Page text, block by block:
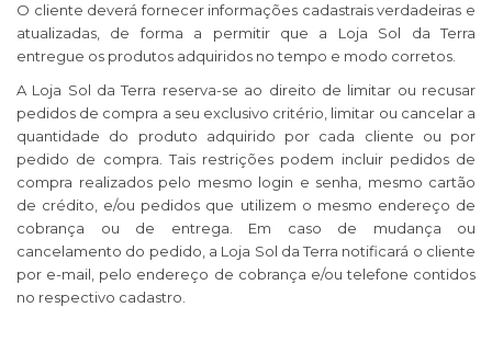
O cliente deverá fornecer informações cadastrais verdadeiras e
atualizadas, de forma a permitir que a Loja Sol da Terra
entregue os produtos adquiridos no tempo e modo corretos.
A Loja Sol da Terra reserva-se ao direito de limitar ou recusar
pedidos de compra a seu exclusivo critério, limitar ou cancelar a
quantidade do produto adquirido por cada cliente ou por
pedido de compra. Tais restrições podem incluir pedidos de
compra realizados pelo mesmo login e senha, mesmo cartão
de crédito, e/ou pedidos que utilizem o mesmo endereço de
cobrança ou de entrega. Em caso de mudança ou
cancelamento do pedido, a Loja Sol da Terra notificará o cliente
por e-mail, pelo endereço de cobrança e/ou telefone contidos
no respectivo cadastro.